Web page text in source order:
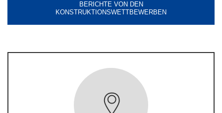
BERICHTE VON DEN
KONSTRUKTIONSWETTBEWERBEN